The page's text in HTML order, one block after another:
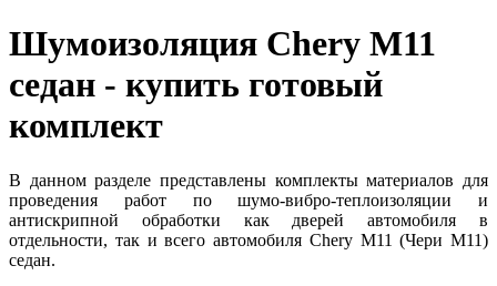
Шумоизоляция Chery M11
седан - купить готовый
комплект
В данном разделе представлены комплекты материалов для
проведения работ по шумо-вибро-теплоизоляции и
антискрипной обработки как дверей автомобиля в
отдельности, так и всего автомобиля Chery M11 (Чери М11)
седан.